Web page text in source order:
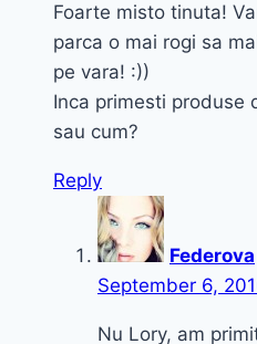
Foarte misto tinuta!
parca o mai rogi sa
pe vara! :))
Inca primesti produse
sau cum?
Reply
Federova
September 6,
Nu Lory, am